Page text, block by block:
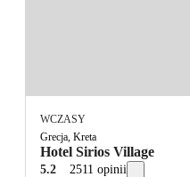
WCZASY
Grecja, Kreta
Hotel Sirios Village
5.2 2511 opinii